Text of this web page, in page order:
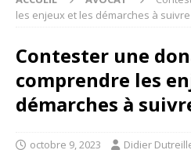
les enjeux et les démarches à suivre
Contester une
comprendre les
démarches à
octobre 9, 2023 Didier